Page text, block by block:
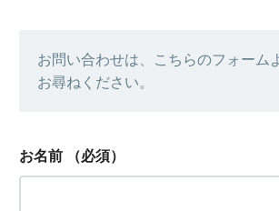
お問い合わせは、こちらのフォーム
お尋ねください。
お名前 （必須）